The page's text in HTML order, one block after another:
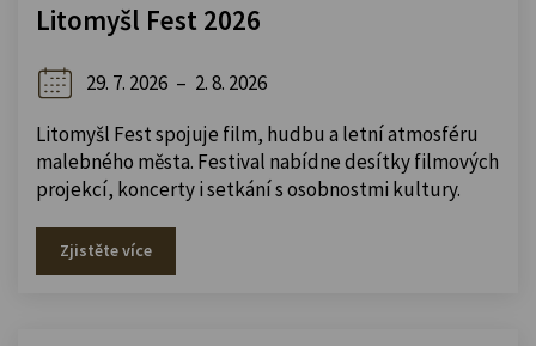
Litomyšl Fest 2026
29. 7. 2026 – 2. 8. 2026
Litomyšl Fest spojuje film, hudbu a letní atmosféru
malebného města. Festival nabídne desítky filmových
projekcí, koncerty i setkání s osobnostmi kultury.
Zjistěte více